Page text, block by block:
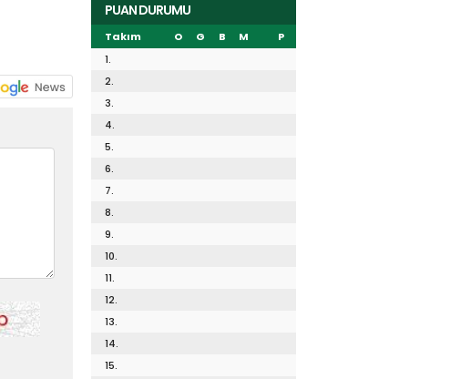
PUAN DURUMU
Takım O G B M
P
1.
2.
3.
4.
5.
6.
7.
8.
9.
10.
11.
12.
13.
14.
15.